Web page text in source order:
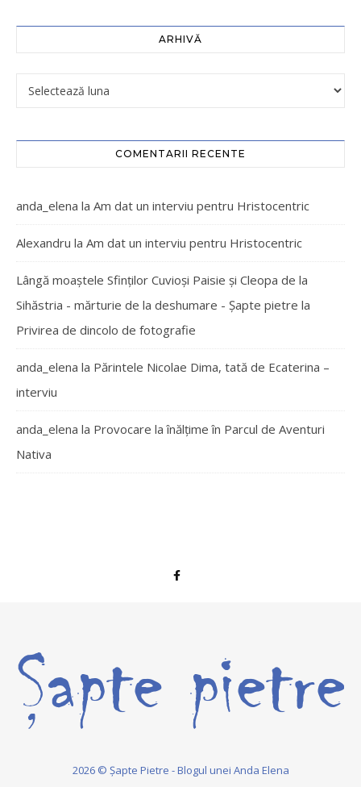
ARHIVĂ
COMENTARII RECENTE
anda_elena la Am dat un interviu pentru Hristocentric
Alexandru la Am dat un interviu pentru Hristocentric
Lângă moaștele Sfinților Cuvioși Paisie și Cleopa de la
Sihăstria - mărturie de la deshumare - Şapte pietre la
Privirea de dincolo de fotografie
anda_elena la Părintele Nicolae Dima, tată de Ecaterina –
interviu
anda_elena la Provocare la înălțime în Parcul de Aventuri
Nativa
2026 © Șapte Pietre - Blogul unei Anda Elena